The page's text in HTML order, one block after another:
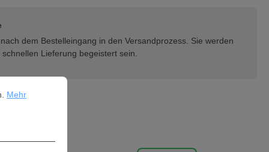
dem Bestelleingang in den Versandprozess. Sie werden
Lieferung begeistert sein.
Informationen ...
Mehr